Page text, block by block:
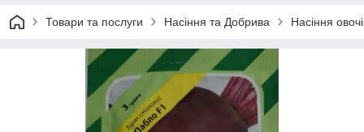
Товари та послуги Насіння та Добрива Насіння